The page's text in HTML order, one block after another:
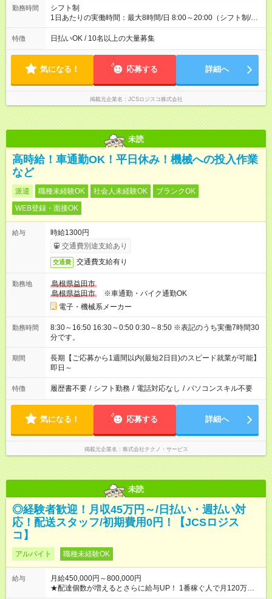
勤務時間
シフト制
1日あたりの実働時間：最大8時間/日 8:00～20:00（シフト制/実
働8時間） ※週5日勤務（場所次第では週4も有り） ※配達状況に
よって時間外での勤務可能性有り ※案件により多少の前後あり
特徴 日払いOK / 10名以上の大量募集
気になる！ 応募する 詳細へ
掲載元企業名 JCSロジスコ株式会社
未読
高時給！車通勤OK！平日休み！機械への投入作業
など
派遣 職種未経験OK 社会人未経験OK
ブランクOK
WEB登録・面接OK
給与
時給1300円
交通費別途支給あり
交通費 交通費支給有り
勤務地
島根県益田市
島根県益田市
※車通勤・バイク通勤OK
電子・機械系メーカー
勤務時間
8:30～16:50 16:30～0:50 0:30～8:50 ※表記のうち実働7時間30
分です。
期間
長期【ご応募から1週間以内(最短2日目)のスピード就業が可能】
即日～
特徴 履歴書不要 / シフト勤務 / 電話対応なし / パソコンスキル不要
気になる！ 応募する 詳細へ
掲載元企業名 株式会社テクノ・サービス
未読
◎経験者歓迎！月収45万円～/日払い・週払い対
応！配送スタッフ/初期費用0円！【JCSロジス
コ】
アルバイト 職種未経験OK
給与
月給450,000円～800,000円
★配達個数が増えるとさらに給与UP！ 1番稼ぐ人で月120万ほ